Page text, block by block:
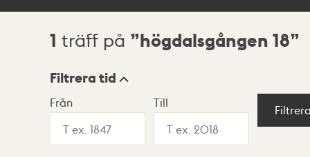
Sökresultat
1 träff på högdalsgången 18
Visningsläge
Filtrera tid
Från Till